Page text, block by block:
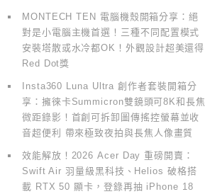
MONTECH TEN 電腦機殼開箱分享：絕
對是小電腦主機首選！三種不同配置模式
安裝塔散或水冷都OK！外觀設計超美還得
Red Dot獎
Insta360 Luna Ultra 創作者套裝開箱分
享：擁徠卡Summicron雙鏡頭可8K和長焦
微距錄影！首創可拆卸圖傳搖控螢幕並收
音超便利 帶來極致夜拍與長焦人像畫質
效能解放！2026 Acer Day 重磅開賣：
Swift Air 羽量級黑科技、Helios 破格搭
載 RTX 50 顯卡，登錄再抽 iPhone 18